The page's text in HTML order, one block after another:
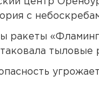
с
ракеты
тыловые